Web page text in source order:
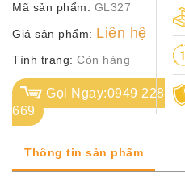
CH.
SÁCH
Q.
ĐỊNH
Mã sản phẩm: GL327
Giá sản phẩm: Liên hệ
Tình trạng: Còn hàng
Gọi Ngay:0949 228
669
Thông tin sản phẩm